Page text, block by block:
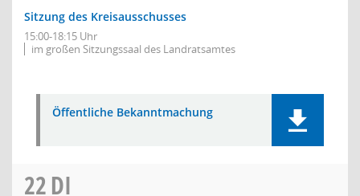
Sitzung des Kreisausschusses
15:00-18:15 Uhr
im großen Sitzungssaal des Landratsamtes
Öffentliche Bekanntmachung
22DI